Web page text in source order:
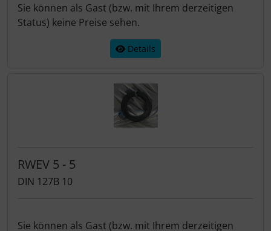
Sie können als Gast (bzw. mit Ihrem derzeitigen
Status) keine Preise sehen.
Details
RWEV 5 - 5
DIN 127B 10
Sie können als Gast (bzw. mit Ihrem derzeitigen